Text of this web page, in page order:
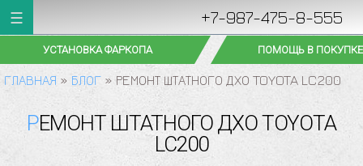
+7-987-475-8-555
ПОМОЩЬ В ПОКУПКЕ АВТО АВТОСЕРВИС НА
ГЛАВНАЯ » БЛОГ » РЕМОНТ ШТАТНОГО ДХО TOYOTA LC200
РЕМОНТ ШТАТНОГО ДХО TOYOTA
LC200